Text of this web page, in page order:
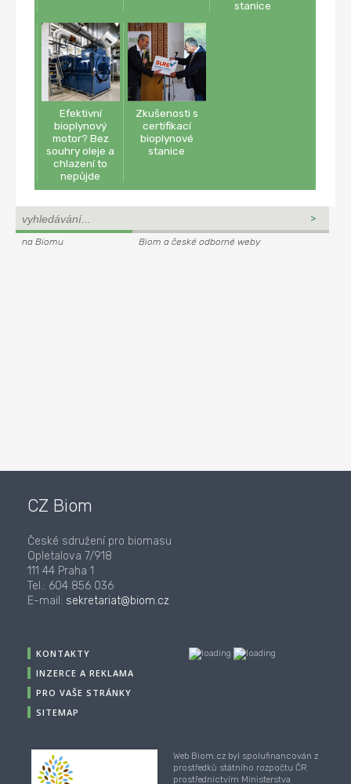
stanice
Efektivní
bioplynový
motor? Bez
souhry oleje a
chlazení to
nepůjde
Zkušenosti s
certifikací
bioplynové
stanice
na Biomu Biom a české odborné weby
CZ Biom
České sdružení pro biomasu
Opletalova 7/918
111 44 Praha 1
Tel.: 604 856 036
E-mail: sekretariat@biom.cz
KONTAKTY
INZERCE A REKLAMA
PRO VAŠE STRÁNKY
SITEMAP
Web Biom.cz byl spolufinancován z
prostředků státního rozpočtu ČR
prostřednictvím Ministerstva